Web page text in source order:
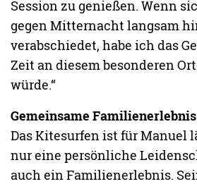
Session zu genießen. Wenn
gegen Mitternacht langsam
verabschiedet, habe ich das
Zeit an diesem besonderen
würde.“
Gemeinsame
Das Kitesurfen ist für Manuel
nur eine persönliche
auch ein Familienerlebnis.